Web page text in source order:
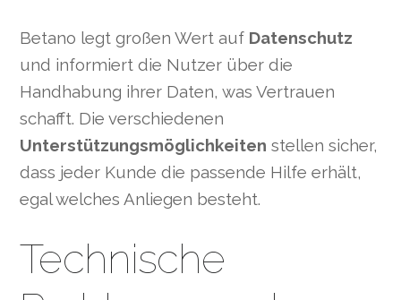
Betano legt großen Wert auf Datenschutz
und informiert die Nutzer über die
Handhabung ihrer Daten, was Vertrauen
schafft. Die verschiedenen
Unterstützungsmöglichkeiten stellen sicher,
dass jeder Kunde die passende Hilfe erhält,
egal welches Anliegen besteht.
Technische